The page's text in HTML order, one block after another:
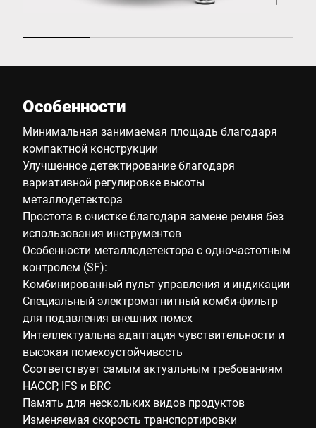
Особенности
Минимальная занимаемая площадь благодаря
компактной конструкции
Улучшенное детектирование благодаря
вариативной регулировке высоты
металлодетектора
Простота в очистке благодаря замене ремня без
использования инструментов
Особенности металлодетектора с одночастотным
контролем (SF):
Комбинированный пульт управления и индикации
Специальный электромагнитный комби-фильтр
для подавления внешних помех
Интеллектуальна адаптация чувствительности и
высокая помехоустойчивость
Соответствует самым актуальным требованиям
HACCP, IFS и BRC
Память для нескольких видов продуктов
Изменяемая скорость транспортировки